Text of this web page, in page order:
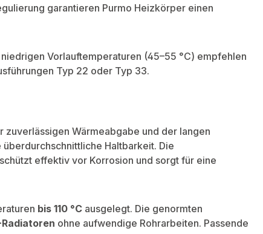
garantieren Purmo Heizkörper einen
Vorlauftemperaturen (45–55 °C) empfehlen
Typ 22 oder Typ 33.
zuverlässigen Wärmeabgabe und der langen
Haltbarkeit. Die
effektiv vor Korrosion und sorgt für eine
bis 110 °C ausgelegt. Die genormten
ohne aufwendige Rohrarbeiten. Passende